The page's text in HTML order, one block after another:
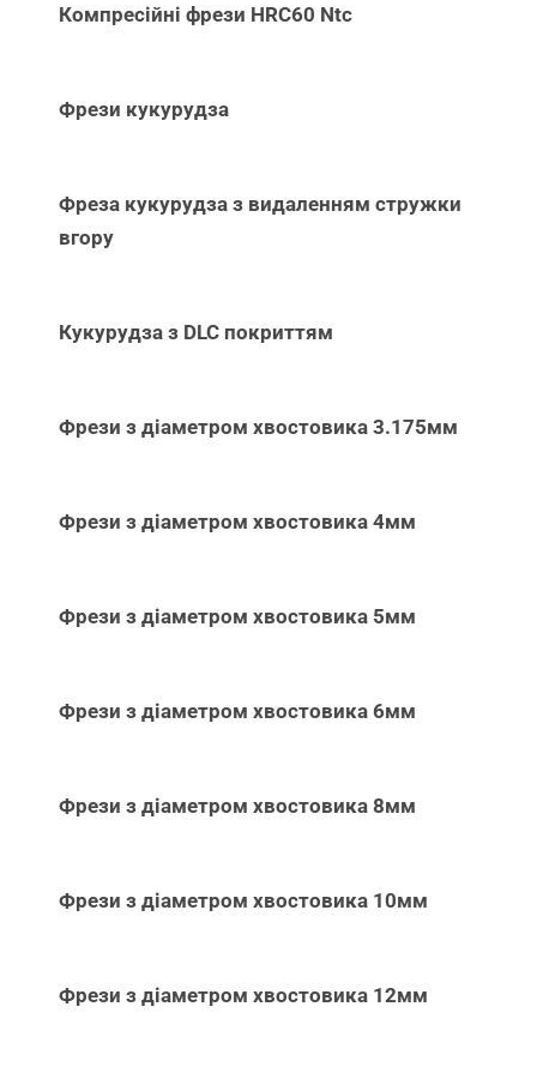
Компресійні фрези HRC60 Ntc
Фрези кукурудза
Фреза кукурудза з видаленням стружки
вгору
Кукурудза з DLC покриттям
Фрези з діаметром хвостовика 3.175мм
Фрези з діаметром хвостовика 4мм
Фрези з діаметром хвостовика 5мм
Фрези з діаметром хвостовика 6мм
Фрези з діаметром хвостовика 8мм
Фрези з діаметром хвостовика 10мм
Фрези з діаметром хвостовика 12мм